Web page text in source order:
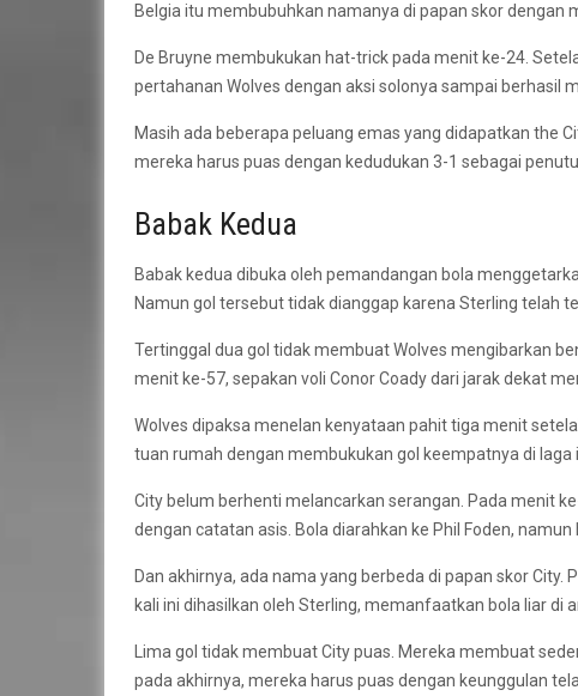
Belgia itu membubuhkan namanya di papan skor
De Bruyne membukukan hat-trick pada menit ke-24.
pertahanan Wolves dengan aksi solonya sampai berhasil
Masih ada beberapa peluang emas yang didapatkan the
mereka harus puas dengan kedudukan 3-1 sebagai
Babak Kedua
Babak kedua dibuka oleh pemandangan bola
Namun gol tersebut tidak dianggap karena Sterling telah
Tertinggal dua gol tidak membuat Wolves mengibarkan
menit ke-57, sepakan voli Conor Coady dari jarak dekat
Wolves dipaksa menelan kenyataan pahit tiga menit
tuan rumah dengan membukukan gol keempatnya di laga
City belum berhenti melancarkan serangan. Pada menit
dengan catatan asis. Bola diarahkan ke Phil Foden,
Dan akhirnya, ada nama yang berbeda di papan skor
kali ini dihasilkan oleh Sterling, memanfaatkan bola liar di
Lima gol tidak membuat City puas. Mereka membuat
pada akhirnya, mereka harus puas dengan keunggulan